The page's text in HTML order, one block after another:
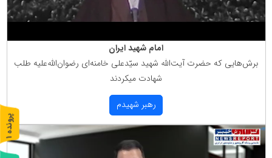
امام شهید ایران
برش‌هایی كه حضرت آیت‌الله شهید سیّدعلی خامنه‌ای رضوان‌الله‌علیه طلب
شهادت میكردند
رهبر شهیدم
پ
ر
و
ن
د
ه
1